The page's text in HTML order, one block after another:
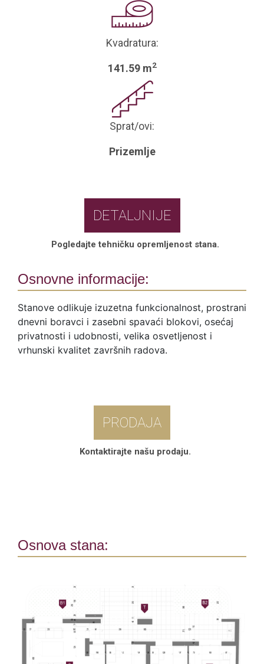
Kvadratura:
141.59 m2
Sprat/ovi:
Prizemlje
DETALJNIJE
Pogledajte tehničku opremljenost stana.
Osnovne informacije:
Stanove odlikuje izuzetna funkcionalnost, prostrani
dnevni boravci i zasebni spavaći blokovi, osećaj
privatnosti i udobnosti, velika osvetljenost i
vrhunski kvalitet završnih radova.
PRODAJA
Kontaktirajte našu prodaju.
Osnova stana: